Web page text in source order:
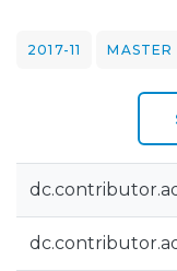
2017-11 MASTER